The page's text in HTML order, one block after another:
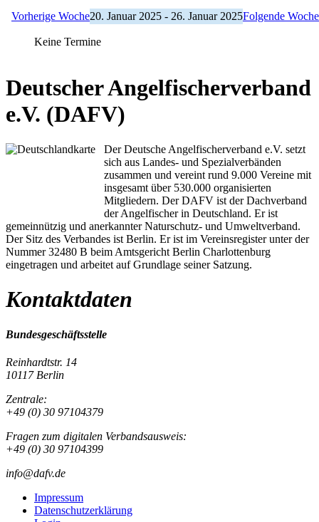
Vorherige Woche20. Januar 2025 - 26. Januar 2025Folgende Woche
Keine Termine
Deutscher Angelfischerverband
e.V. (DAFV)
Der Deutsche Angelfischerverband e.V. setzt
sich aus Landes- und Spezialverbänden
zusammen und vereint rund 9.000 Vereine mit
insgesamt über 530.000 organisierten
Mitgliedern. Der DAFV ist der Dachverband
der Angelfischer in Deutschland. Er ist
gemeinnützig und anerkannter Naturschutz- und Umweltverband.
Der Sitz des Verbandes ist Berlin. Er ist im Vereinsregister unter der
Nummer 32480 B beim Amtsgericht Berlin Charlottenburg
eingetragen und arbeitet auf Grundlage seiner Satzung.
Kontaktdaten
Bundesgeschäftsstelle
Reinhardtstr. 14
10117 Berlin
Zentrale:
+49 (0) 30 97104379
Fragen zum digitalen Verbandsausweis:
+49 (0) 30 97104399
info@dafv.de
Impressum
Datenschutzerklärung